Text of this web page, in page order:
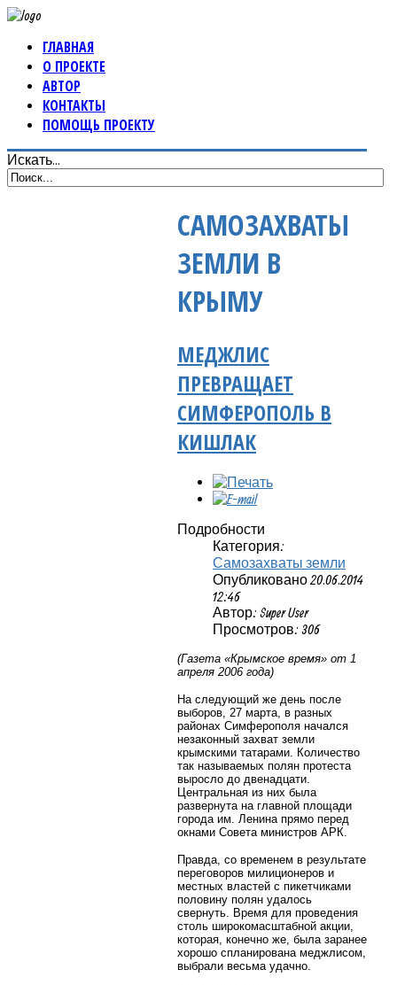
ГЛАВНАЯ
О ПРОЕКТЕ
АВТОР
КОНТАКТЫ
ПОМОЩЬ ПРОЕКТУ
Искать...
САМОЗАХВАТЫ
ЗЕМЛИ В
КРЫМУ
МЕДЖЛИС
ПРЕВРАЩАЕТ
СИМФЕРОПОЛЬ В
КИШЛАК
Подробности
Категория:
Самозахваты земли
Опубликовано 20.06.2014
12:46
Автор: Super User
Просмотров: 306
(Газета «Крымское время» от 1
апреля 2006 года)
На следующий же день после
выборов, 27 марта, в разных
районах Симферополя начался
незаконный захват земли
крымскими татарами. Количество
так называемых полян протеста
выросло до двенадцати.
Центральная из них была
развернута на главной площади
города им. Ленина прямо перед
окнами Совета министров АРК.
Правда, со временем в результате
переговоров милиционеров и
местных властей с пикетчиками
половину полян удалось
свернуть. Время для проведения
столь широкомасштабной акции,
которая, конечно же, была заранее
хорошо спланирована меджлисом,
выбрали весьма удачно.